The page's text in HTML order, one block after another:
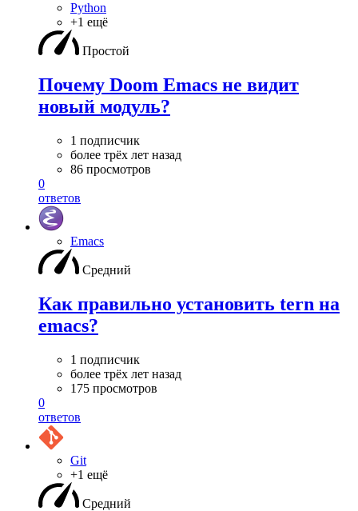
Python
+1 ещё
Простой
Почему Doom Emacs не видит
новый модуль?
1 подписчик
более трёх лет назад
86 просмотров
0
ответов
Emacs
Средний
Как правильно установить tern на
emacs?
1 подписчик
более трёх лет назад
175 просмотров
0
ответов
Git
+1 ещё
Средний